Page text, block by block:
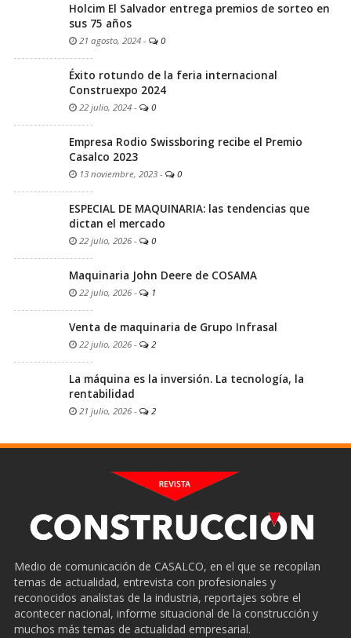
Holcim El Salvador entrega premios de sorteo en
sus 75 años
21 agosto, 2024 - 0
Éxito rotundo de la feria internacional
Construexpo 2024
22 julio, 2024 - 0
Empresa Rodio Swissboring recibe el Premio
Casalco 2023
13 noviembre, 2023 - 0
ESPECIAL DE MAQUINARIA: las tendencias que
dictan el mercado
22 julio, 2026 - 0
Maquinaria John Deere de COSAMA
22 julio, 2026 - 1
Venta de maquinaria de Grupo Infrasal
22 julio, 2026 - 2
La máquina es la inversión. La tecnología, la
rentabilidad
21 julio, 2026 - 2
Medio de comunicación de CASALCO, en el que se recopilan
temas de actualidad, entrevista con profesionales y
reconocidos analistas de la industria, reportajes sobre el
acontecer nacional, informe situacional de la construcción y
muchos más temas de actualidad empresarial.